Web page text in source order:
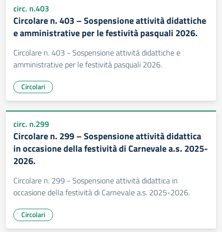
circ. n.403
Circolare n. 403 – Sospensione attività didattiche
e amministrative per le festività pasquali 2026.
Circolare n. 403 - Sospensione attività didattiche e
amministrative per le festività pasquali 2026.
Circolari
circ. n.299
Circolare n. 299 – Sospensione attività didattica
in occasione della festività di Carnevale a.s. 2025-
2026.
Circolare n. 299 - Sospensione attività didattica in
occasione della festività di Carnevale a.s. 2025-2026.
Circolari